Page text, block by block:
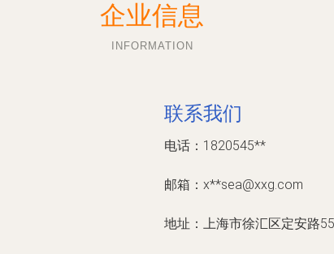
企业信息
INFORMATION
联系我们
电话：1820545**
邮箱：x**sea@xxg.com
地址：上海市徐汇区定安路